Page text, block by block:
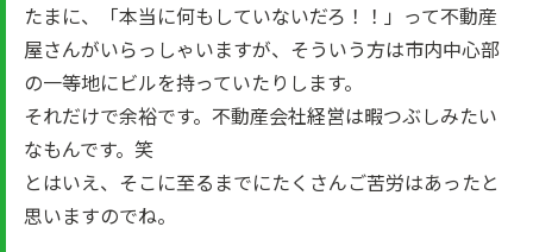
たまに、「本当に何もしていないだろ！！」って不動産
屋さんがいらっしゃいますが、そういう方は市内中心部
の一等地にビルを持っていたりします。
それだけで余裕です。不動産会社経営は暇つぶしみたい
なもんです。笑
とはいえ、そこに至るまでにたくさんご苦労はあったと
思いますのでね。